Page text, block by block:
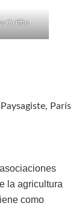
Griffin
París
la agricultura
como